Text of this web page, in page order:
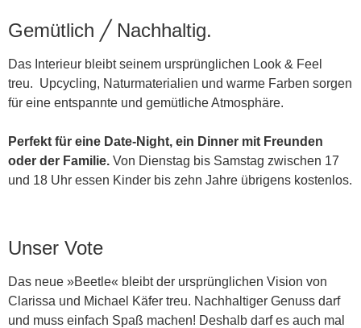
Gemütlich ╱ Nachhaltig.
Das Interieur bleibt seinem ursprünglichen Look & Feel
treu. Upcycling, Naturmaterialien und warme Farben sorgen
für eine entspannte und gemütliche Atmosphäre.
Perfekt für eine Date-Night, ein Dinner mit Freunden
oder der Familie. Von Dienstag bis Samstag zwischen 17
und 18 Uhr essen Kinder bis zehn Jahre übrigens kostenlos.
Unser Vote
Das neue »Beetle« bleibt der ursprünglichen Vision von
Clarissa und Michael Käfer treu. Nachhaltiger Genuss darf
und muss einfach Spaß machen! Deshalb darf es auch mal